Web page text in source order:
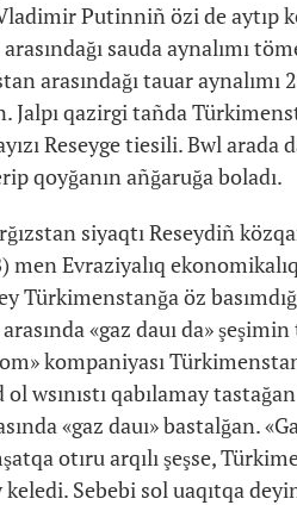
Vladimir Putinniñ özi de aytıp
sauda aynalımı
arasındağı tauar aynalımı
Jalpı qazirgi tañda
Reseyge tiesili. Bwl arada
qoyğanın añğaruğa boladı.
siyaqtı Reseydiñ
men Evraziyalıq
Türkimenstanğa öz
«gaz dauı da»
kompaniyası
wsınıstı qabılamay
«gaz dauı» bastalğan.
otıru arqılı şeşse,
Sebebi sol uaqıtqa